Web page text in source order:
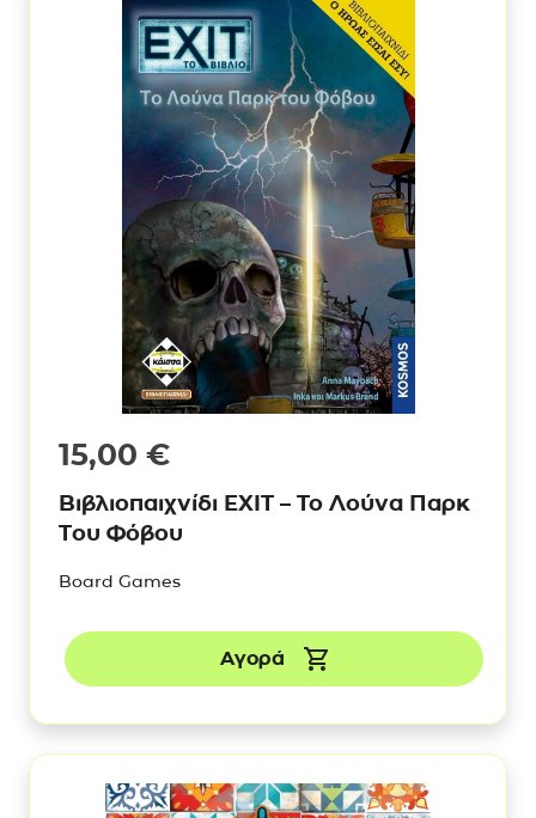
15,00 €
Βιβλιοπαιχνίδι ΕΧΙΤ – To Λούνα Παρκ
Του Φόβου
Board Games
Αγορά